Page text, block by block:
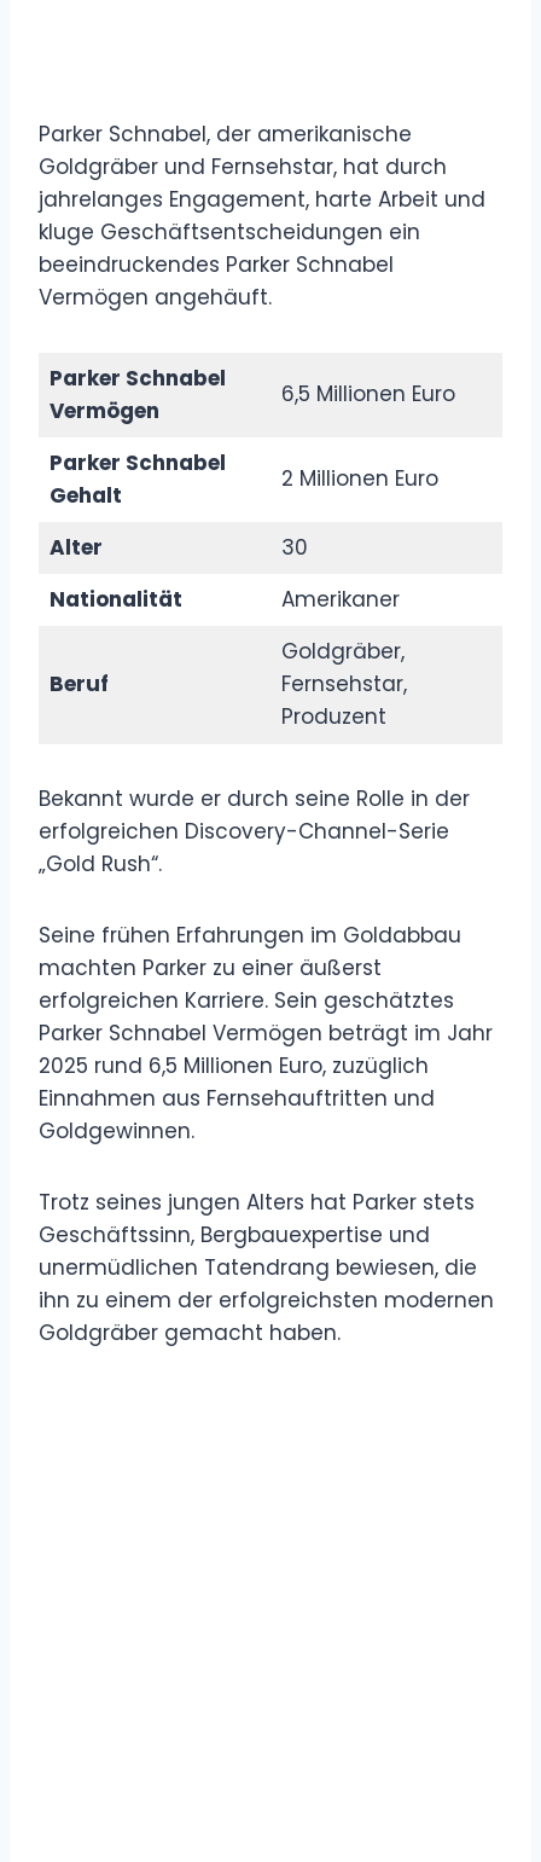
Parker Schnabel, der amerikanische
Goldgräber und Fernsehstar, hat durch
jahrelanges Engagement, harte Arbeit und
kluge Geschäftsentscheidungen ein
beeindruckendes Parker Schnabel
Vermögen angehäuft.
Parker Schnabel
Vermögen
6,5 Millionen Euro
Parker Schnabel
Gehalt
2 Millionen Euro
Alter
30
Nationalität
Amerikaner
Beruf
Goldgräber,
Fernsehstar,
Produzent
Bekannt wurde er durch seine Rolle in der
erfolgreichen Discovery-Channel-Serie
„Gold Rush“.
Seine frühen Erfahrungen im Goldabbau
machten Parker zu einer äußerst
erfolgreichen Karriere. Sein geschätztes
Parker Schnabel Vermögen beträgt im Jahr
2025 rund 6,5 Millionen Euro, zuzüglich
Einnahmen aus Fernsehauftritten und
Goldgewinnen.
Trotz seines jungen Alters hat Parker stets
Geschäftssinn, Bergbauexpertise und
unermüdlichen Tatendrang bewiesen, die
ihn zu einem der erfolgreichsten modernen
Goldgräber gemacht haben.